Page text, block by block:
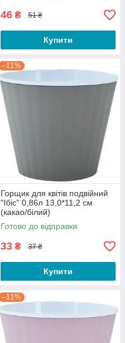
46 ₴ 51 ₴
Купити
–11%
Горщик для квітів подвійний
"Ібіс" 0,86л 13,0*11,2 см
(какао/білий)
Готово до відправки
33 ₴ 37 ₴
Купити
–11%